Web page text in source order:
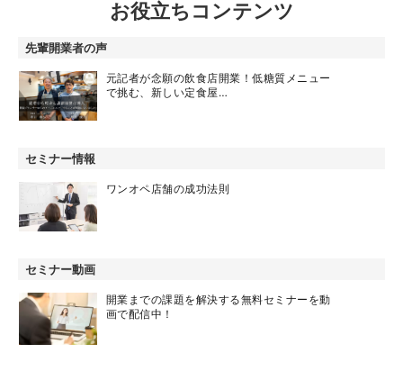
お役立ちコンテンツ
先輩開業者の声
元記者が念願の飲食店開業！低糖質メニュー
で挑む、新しい定食屋…
セミナー情報
ワンオペ店舗の成功法則
セミナー動画
開業までの課題を解決する無料セミナーを動
画で配信中！